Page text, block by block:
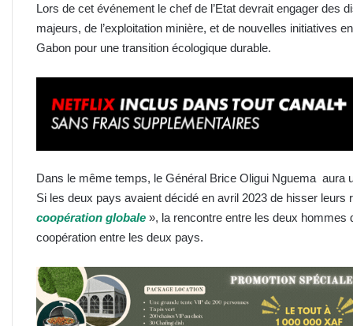
Lors de cet événement le chef de l’Etat devrait engager des
majeurs, de l’exploitation minière, et de nouvelles initiatives
Gabon pour une transition écologique durable.
Dans le même temps, le Général Brice Oligui Nguema aura
Si les deux pays avaient décidé en avril 2023 de hisser leurs
coopération globale », la rencontre entre les deux hommes
coopération entre les deux pays.